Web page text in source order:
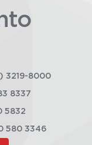
3219-8000
8337
5832
580 3346